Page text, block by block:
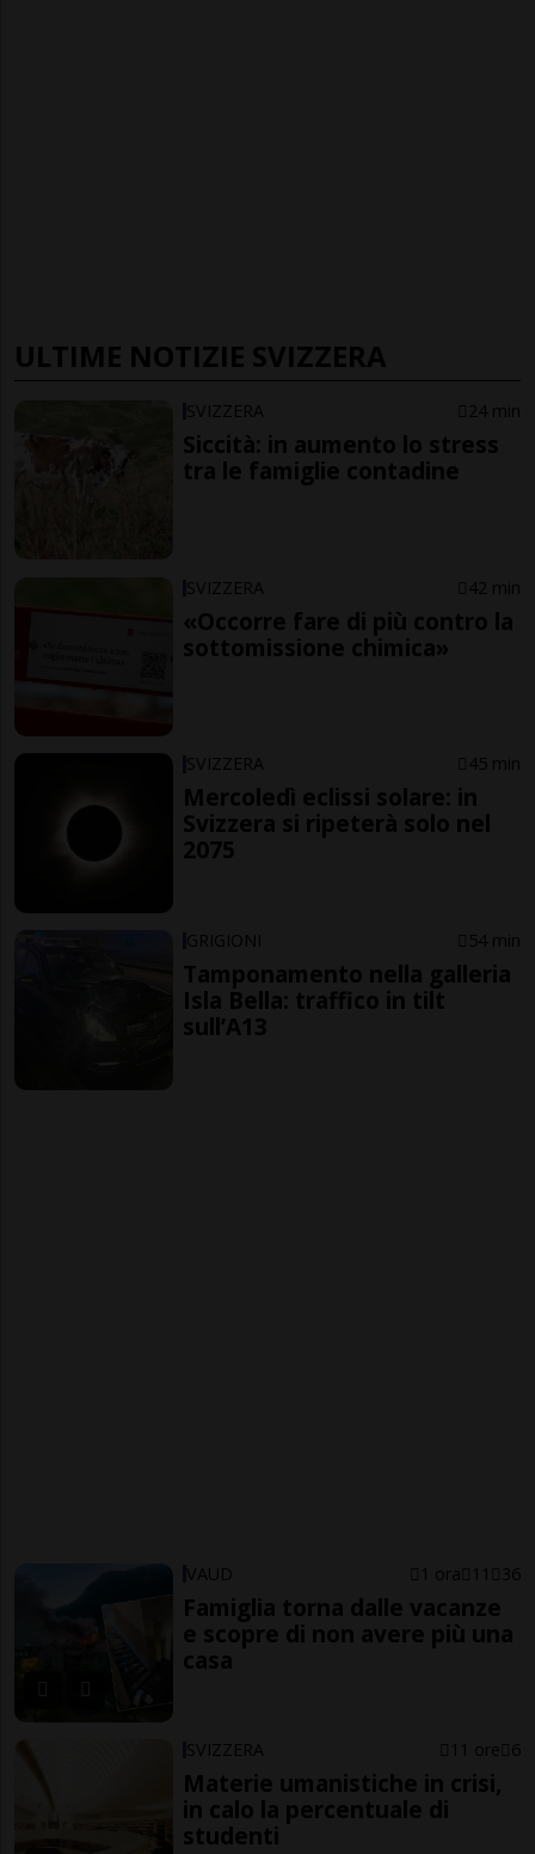
ULTIME NOTIZIE SVIZZERA
SVIZZERA 24 min
Siccità: in aumento lo stress
tra le famiglie contadine
SVIZZERA 42 min
«Occorre fare di più contro la
sottomissione chimica»
SVIZZERA 45 min
Mercoledì eclissi solare: in
Svizzera si ripeterà solo nel
2075
GRIGIONI 54 min
Tamponamento nella galleria
Isla Bella: traffico in tilt
sull’A13
VAUD 1 ora 11 36
Famiglia torna dalle vacanze
e scopre di non avere più una
casa
SVIZZERA 11 ore 6
Materie umanistiche in crisi,
in calo la percentuale di
studenti